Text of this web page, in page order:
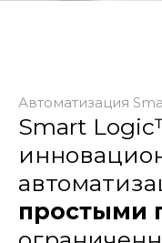
Автоматизация
Smart
простыми